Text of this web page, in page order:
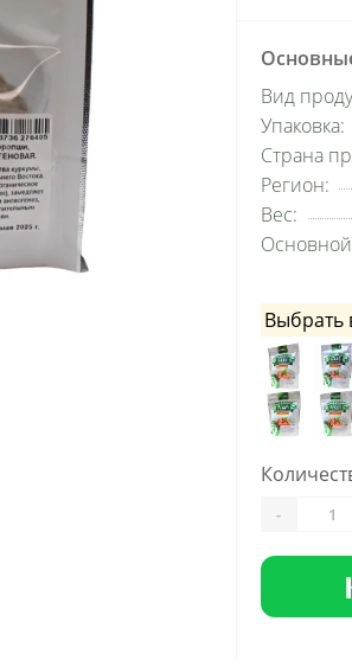
Вид
Упаковка:
Страна
Регион:
Вес:
Выбрать
-